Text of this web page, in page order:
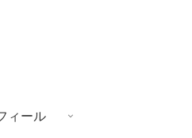
ィール